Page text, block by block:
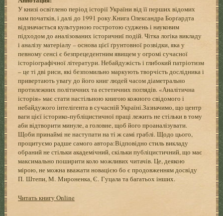
У книзі освітлено період історії України від її перших відомих
нам початків, і далі до 1991 року.Книга Олександра Борґардта
відзначається культурною гостротою суджень і науковим
підходом до аналізованих історичниї подій. Чітка логіка викладу
і аналізу матеріалу – основа цієї ґрунтовної розвідки, яка у
певному сенсі є безпрецедентним явищем у огромі сучасної
історіографічної літератури. Небайдужість і глибокий патріотизм
– це ті дві риси, які безпомильно маркують творчість дослідника і
привертають увагу до його книг людей часом діаметрально
протилежних політичних та естетичних поглядів. «Аналітична
історія» має стати настільною книгою кожного свідомого і
небайдужого інтелігента в сучасній Україні.Зазначимо, що центр
ваги цієї історико-публіцистичної праці лежить не стільки в тому
аби відтворити минуле, а головне, щоб його проаналізувати.
Щоби принаймі не наступати на ті ж самі граблі. Щодо цього,
процитуємо радше самого автора:Відповідно стиль викладу
обраний не стільки академічний, скільки публіцистичний, що має
максимально поширити коло можливих читачів. Це, деякою
мірою, не можна вважати новацією бо є продовженням досвіду
П. Штепи, М. Мироненка, Є. Гуцала та багатьох інших.
Читать книгу Online